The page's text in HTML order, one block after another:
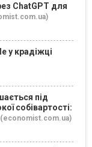
ChatGPT для
у крадіжці
під
собівартості:
(economist.com.ua)